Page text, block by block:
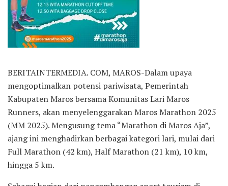
BERITAINTERMEDIA. COM, MAROS-Dalam upaya
mengoptimalkan potensi pariwisata, Pemerintah
Kabupaten Maros bersama Komunitas Lari Maros
Runners, akan menyelenggarakan Maros Marathon 2025
(MM 2025). Mengusung tema “Marathon di Maros Aja”,
ajang ini menghadirkan berbagai kategori lari, mulai dari
Full Marathon (42 km), Half Marathon (21 km), 10 km,
hingga 5 km.